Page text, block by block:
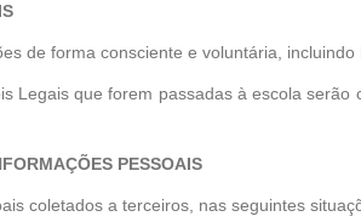
de forma consciente e voluntária,
Legais que forem passadas à escola
PESSOAIS
coletados a terceiros, nas seguintes